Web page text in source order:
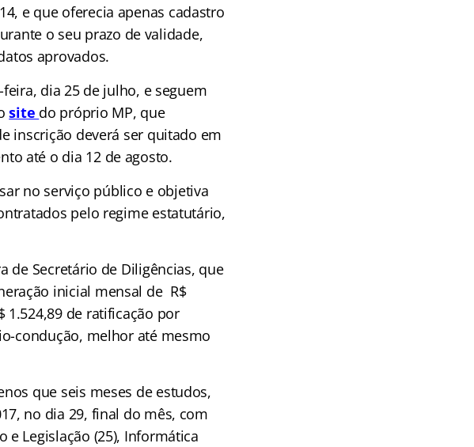
e que oferecia apenas cadastro
o seu prazo de validade,
aprovados.
dia 25 de julho, e seguem
site do próprio MP, que
inscrição deverá ser quitado em
até o dia 12 de agosto.
no serviço público e objetiva
pelo regime estatutário,
de Secretário de Diligências, que
inicial mensal de R$
1.524,89 de ratificação por
condução, melhor até mesmo
que seis meses de estudos,
no dia 29, final do mês, com
e Legislação (25), Informática